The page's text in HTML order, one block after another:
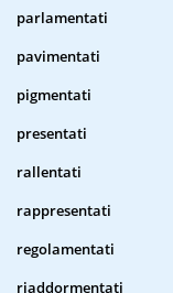
parlamentati
pavimentati
pigmentati
presentati
rallentati
rappresentati
regolamentati
riaddormentati